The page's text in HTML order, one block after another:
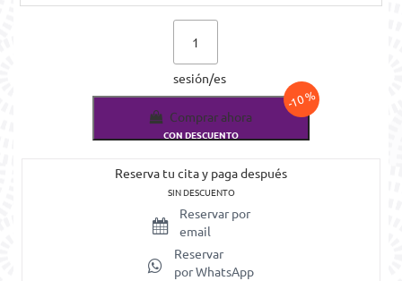
desintoxicante
primavera-
verano
cantidad
sesión/es
Comprar ahora
CON DESCUENTO
Reserva tu cita y paga después
SIN DESCUENTO
Reservar por
email
Reservar
por WhatsApp